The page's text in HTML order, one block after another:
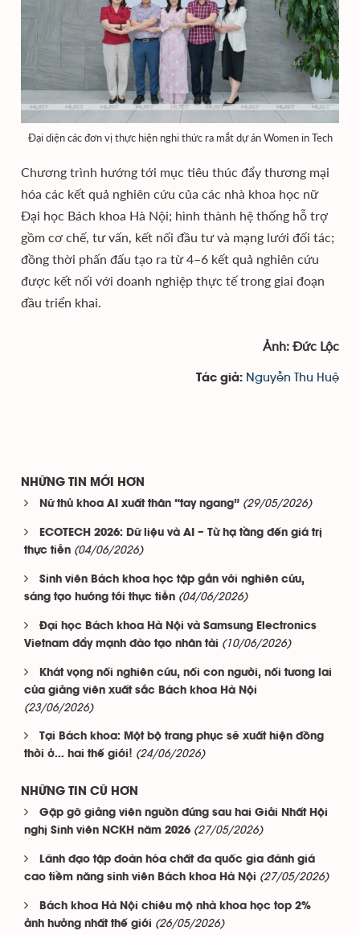
Đại diện các đơn vị thực hiện nghi thức ra mắt dự án Women in Tech
Chương trình hướng tới mục tiêu thúc đẩy thương mại
hóa các kết quả nghiên cứu của các nhà khoa học nữ
Đại học Bách khoa Hà Nội; hình thành hệ thống hỗ trợ
gồm cơ chế, tư vấn, kết nối đầu tư và mạng lưới đối tác;
đồng thời phấn đấu tạo ra từ 4–6 kết quả nghiên cứu
được kết nối với doanh nghiệp thực tế trong giai đoạn
đầu triển khai.
Ảnh: Đức Lộc
Tác giả: Nguyễn Thu Huệ
NHỮNG TIN MỚI HƠN
Nữ thủ khoa AI xuất thân “tay ngang” (29/05/2026)
ECOTECH 2026: Dữ liệu và AI – Từ hạ tầng đến giá trị
thực tiễn (04/06/2026)
Sinh viên Bách khoa học tập gắn với nghiên cứu,
sáng tạo hướng tới thực tiễn (04/06/2026)
Đại học Bách khoa Hà Nội và Samsung Electronics
Vietnam đẩy mạnh đào tạo nhân tài (10/06/2026)
Khát vọng nối nghiên cứu, nối con người, nối tương lai
của giảng viên xuất sắc Bách khoa Hà Nội
(23/06/2026)
Tại Bách khoa: Một bộ trang phục sẽ xuất hiện đồng
thời ở… hai thế giới! (24/06/2026)
NHỮNG TIN CŨ HƠN
Gặp gỡ giảng viên nguồn đứng sau hai Giải Nhất Hội
nghị Sinh viên NCKH năm 2026 (27/05/2026)
Lãnh đạo tập đoàn hóa chất đa quốc gia đánh giá
cao tiềm năng sinh viên Bách khoa Hà Nội (27/05/2026)
Bách khoa Hà Nội chiêu mộ nhà khoa học top 2%
ảnh hưởng nhất thế giới (26/05/2026)